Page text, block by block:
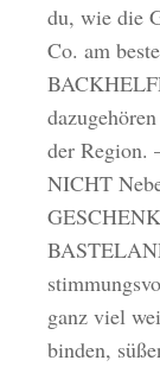
du, wie die
Co. am
der
NICHT
ganz viel
binden,